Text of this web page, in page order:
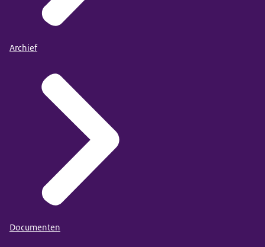
Archief
Documenten